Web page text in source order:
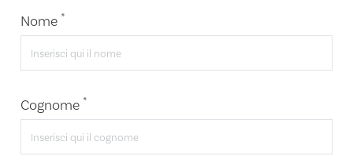
Nome *
Cognome *